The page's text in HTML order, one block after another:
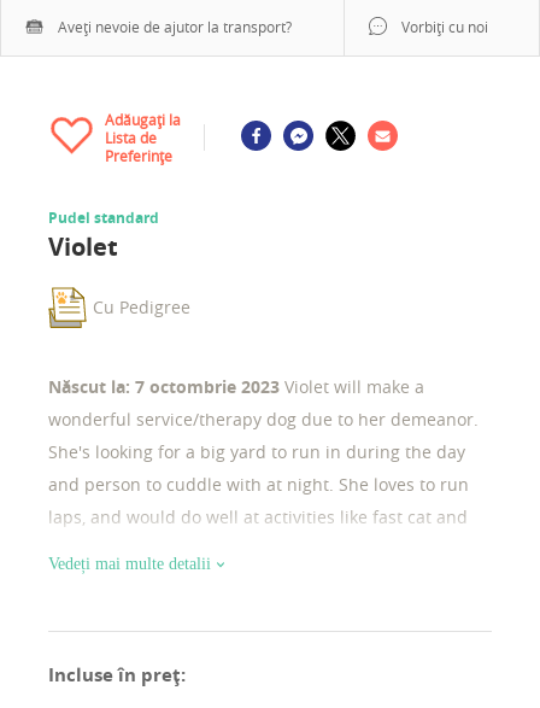
Aveți nevoie de ajutor la transport? Vorbiți cu noi
Adăugați la
Lista de
Preferințe
Pudel standard
Violet
Cu Pedigree
Născut la: 7 octombrie 2023 Violet will make a
wonderful service/therapy dog due to her demeanor.
She's looking for a big yard to run in during the day
and person to cuddle with at night. She loves to run
laps, and would do well at activities like fast cat and
and she doesn't mind the blow dryer either. She's
Vedeți mai multe detalii
Incluse în preț: